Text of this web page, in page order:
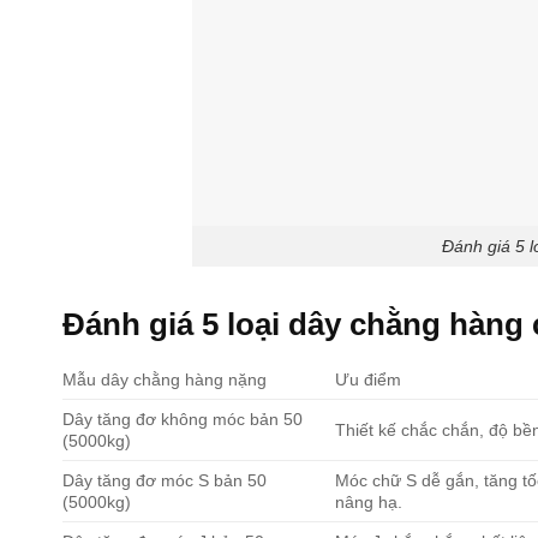
Đánh giá 5
Đánh giá 5 loại dây chằng hàng
Mẫu dây chằng hàng nặng Ưu điểm
Dây tăng đơ không móc bản 50
(5000kg)
Thiết kế chắc chắn, độ
Dây tăng đơ móc S bản 50
(5000kg)
Móc chữ S dễ gắn, tăng
nâng hạ.